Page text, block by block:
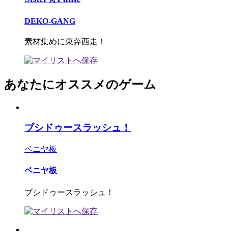
DEKO-GANG
素材集めに東奔西走！
あなたにオススメのゲーム
ブシドゥースラッシュ！
ベニヤ板
ベニヤ板
ブシドゥースラッシュ！